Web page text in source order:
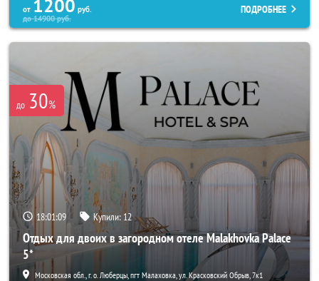
от 1200 руб.
до14900руб.
ПОДРОБНЕЕ
до 30%
18:01:07 Купили: 12
Отдых для двоих в загородном отеле Malakhovka Palace
5*
Московская обл., г. о. Люберцы, пгт Малаховка, ул. Красковский Обрыв, 7к1